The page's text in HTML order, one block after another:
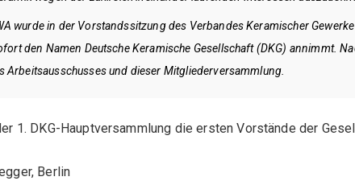
wurde in der Vorstandssitzung des Verbandes Keramischer
den Namen Deutsche Keramische Gesellschaft (DKG) annimmt.
Arbeitsausschusses und dieser Mitgliederversammlung.
1. DKG-Hauptversammlung die ersten Vorstände der
Berlin